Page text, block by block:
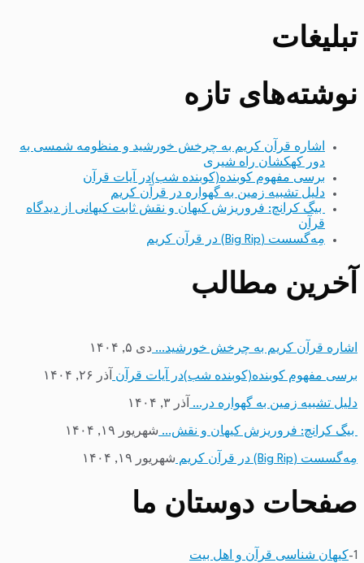
تبلیغات
نوشته‌های تازه
اشاره قرآن کریم به چرخش خورشید و منظومه شمسی به
دور کهکشان راه شیری
برسی مفهوم کوبنده(کوبنده شب)در آیات قرآن
دلیل تشبیه زمین به گهواره در قرآن کریم
بیگ کرانچ: فروریزش کیهان و نقش ثابت کیهانی از دیدگاه
قرآن
مِه‌گسست (Big Rip) در قرآن کریم
آخرین مطالب
اشاره قرآن کریم به چرخش خورشید… دی ۵, ۱۴۰۴
برسی مفهوم کوبنده(کوبنده شب)در آیات قرآن آذر ۲۶, ۱۴۰۴
دلیل تشبیه زمین به گهواره در… آذر ۳, ۱۴۰۴
بیگ کرانچ: فروریزش کیهان و نقش… شهریور ۱۹, ۱۴۰۴
مِه‌گسست (Big Rip) در قرآن کریم شهریور ۱۹, ۱۴۰۴
صفحات دوستان ما
1- کیهان شناسی قرآن و اهل بیت